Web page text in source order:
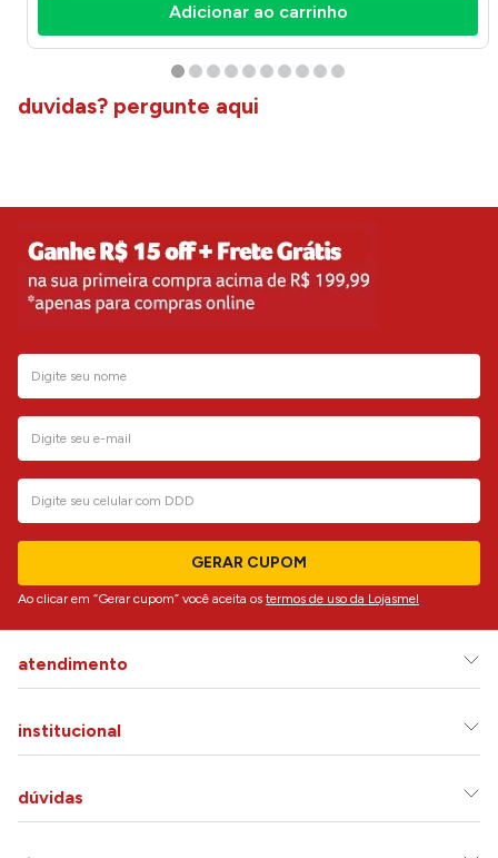
Adicionar ao carrinho
duvidas? pergunte aqui
GERAR CUPOM
Ao clicar em “Gerar cupom” você aceita os termos de uso da Lojasmel
atendimento
institucional
dúvidas